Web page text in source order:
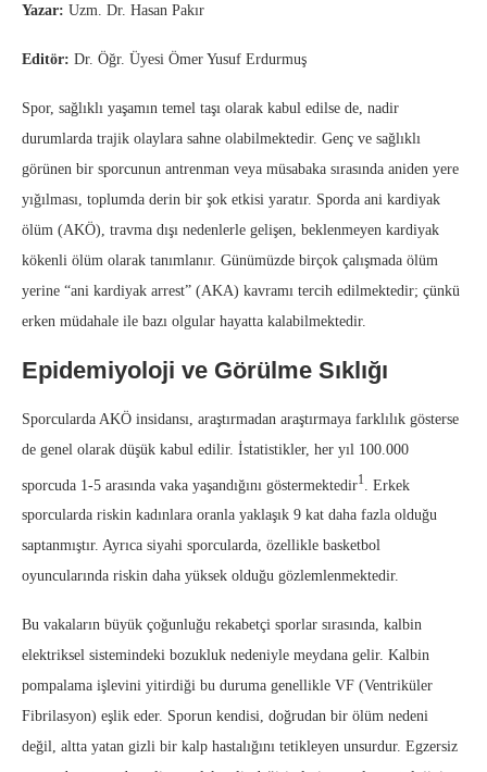
Yazar: Uzm. Dr. Hasan Pakır
Editör: Dr. Öğr. Üyesi Ömer Yusuf Erdurmuş
Spor, sağlıklı yaşamın temel taşı olarak kabul edilse de, nadir
durumlarda trajik olaylara sahne olabilmektedir. Genç ve sağlıklı
görünen bir sporcunun antrenman veya müsabaka sırasında aniden yere
yığılması, toplumda derin bir şok etkisi yaratır. Sporda ani kardiyak
ölüm (AKÖ), travma dışı nedenlerle gelişen, beklenmeyen kardiyak
kökenli ölüm olarak tanımlanır. Günümüzde birçok çalışmada ölüm
yerine “ani kardiyak arrest” (AKA) kavramı tercih edilmektedir; çünkü
erken müdahale ile bazı olgular hayatta kalabilmektedir.
Epidemiyoloji ve Görülme Sıklığı
Sporcularda AKÖ insidansı, araştırmadan araştırmaya farklılık gösterse
de genel olarak düşük kabul edilir. İstatistikler, her yıl 100.000
sporcuda 1-5 arasında vaka yaşandığını göstermektedir1
. Erkek
sporcularda riskin kadınlara oranla yaklaşık 9 kat daha fazla olduğu
saptanmıştır. Ayrıca siyahi sporcularda, özellikle basketbol
oyuncularında riskin daha yüksek olduğu gözlemlenmektedir.
Bu vakaların büyük çoğunluğu rekabetçi sporlar sırasında, kalbin
elektriksel sistemindeki bozukluk nedeniyle meydana gelir. Kalbin
pompalama işlevini yitirdiği bu duruma genellikle VF (Ventriküler
Fibrilasyon) eşlik eder. Sporun kendisi, doğrudan bir ölüm nedeni
değil, altta yatan gizli bir kalp hastalığını tetikleyen unsurdur. Egzersiz